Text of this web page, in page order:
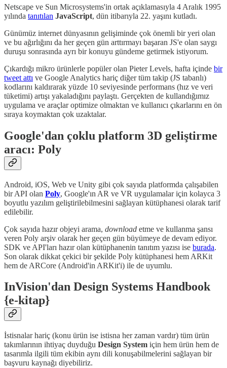
Netscape ve Sun Microsystems'in ortak açıklamasıyla 4 Aralık 1995
yılında tanıtılan JavaScript, dün itibarıyla 22. yaşını kutladı.
Günümüz internet dünyasının gelişiminde çok önemli bir yeri olan
ve bu ağırlığını da her geçen gün arttırmayı başaran JS'e olan saygı
duruşu sonrasında ayrı bir konuyu gündeme getirmek istiyorum.
Çıkardığı mikro ürünlerle popüler olan Pieter Levels, hafta içinde bir
tweet attı ve Google Analytics hariç diğer tüm takip (JS tabanlı)
kodlarını kaldırarak yüzde 10 seviyesinde performans (hız ve veri
tüketimi) artışı yakaladığını paylaştı. Gerçekten de kullandığımız
uygulama ve araçlar optimize olmaktan ve kullanıcı çıkarlarını en ön
sıraya koymaktan çok uzaktalar.
Google'dan çoklu platform 3D geliştirme
aracı: Poly
Android, iOS, Web ve Unity gibi çok sayıda platformda çalışabilen
bir API olan Poly, Google'ın AR ve VR uygulamalar için kolayca 3
boyutlu yazılım geliştirilebilmesini sağlayan kütüphanesi olarak tarif
edilebilir.
Çok sayıda hazır objeyi arama, download etme ve kullanma şansı
veren Poly arşiv olarak her geçen gün büyümeye de devam ediyor.
SDK ve API'ları hazır olan kütüphanenin tanıtım yazısı ise burada.
Son olarak dikkat çekici bir şekilde Poly kütüphanesi hem ARKit
hem de ARCore (Android'in ARKit'i) ile de uyumlu.
InVision'dan Design Systems Handbook
{e-kitap}
İstisnalar hariç (konu ürün ise istisna her zaman vardır) tüm ürün
takımlarının ihtiyaç duyduğu Design System için hem ürün hem de
tasarımla ilgili tüm ekibin aynı dili konuşabilmelerini sağlayan bir
başvuru kaynağı diyebiliriz.